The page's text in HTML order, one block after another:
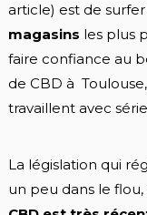
article) est de
magasins les plus
faire confiance au
de CBD à
travaillent avec
La législation qui
un peu dans le